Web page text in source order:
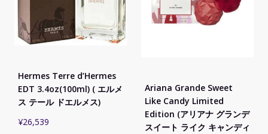
Hermes Terre d’Hermes
EDT 3.4oz(100ml) ( エルメ
ス テール ドエルメス)
¥26,539
Ariana Grande Sweet
Like Candy Limited
Edition (アリアナ グランデ
スイート ライク キャンディ